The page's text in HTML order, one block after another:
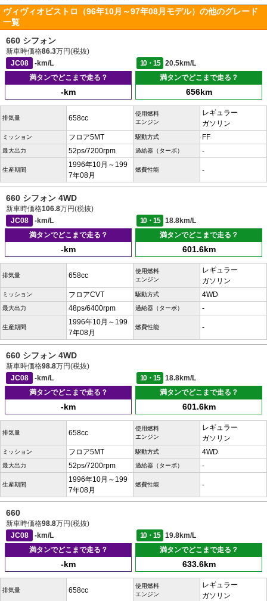
ヴィヴィオビストロ（96年10月～97年08月モデル）の他のグレード
一覧
660 シフォン
新車時価格86.3万円(税抜)
JC08
-km/L 10・15
20.5km/L
満タンでどこまで走る？
-km
満タンでどこまで走る？
656km
排気量 658cc
使用燃料
エンジン
レギュラー
ガソリン
ミッション フロア5MT 駆動方式 FF
最大出力 52ps/7200rpm 過給器（ターボ） -
生産期間
1996年10月～199
7年08月
燃費性能 -
660 シフォン 4WD
新車時価格106.8万円(税抜)
JC08
-km/L 10・15
18.8km/L
満タンでどこまで走る？
-km
満タンでどこまで走る？
601.6km
排気量 658cc
使用燃料
エンジン
レギュラー
ガソリン
ミッション フロアCVT 駆動方式 4WD
最大出力 48ps/6400rpm 過給器（ターボ） -
生産期間
1996年10月～199
7年08月
燃費性能 -
660 シフォン 4WD
新車時価格98.8万円(税抜)
JC08
-km/L 10・15
18.8km/L
満タンでどこまで走る？
-km
満タンでどこまで走る？
601.6km
排気量 658cc
使用燃料
エンジン
レギュラー
ガソリン
ミッション フロア5MT 駆動方式 4WD
最大出力 52ps/7200rpm 過給器（ターボ） -
生産期間
1996年10月～199
7年08月
燃費性能 -
660
新車時価格98.8万円(税抜)
JC08
-km/L 10・15
19.8km/L
満タンでどこまで走る？
-km
満タンでどこまで走る？
633.6km
排気量 658cc
使用燃料
エンジン
レギュラー
ガソリン